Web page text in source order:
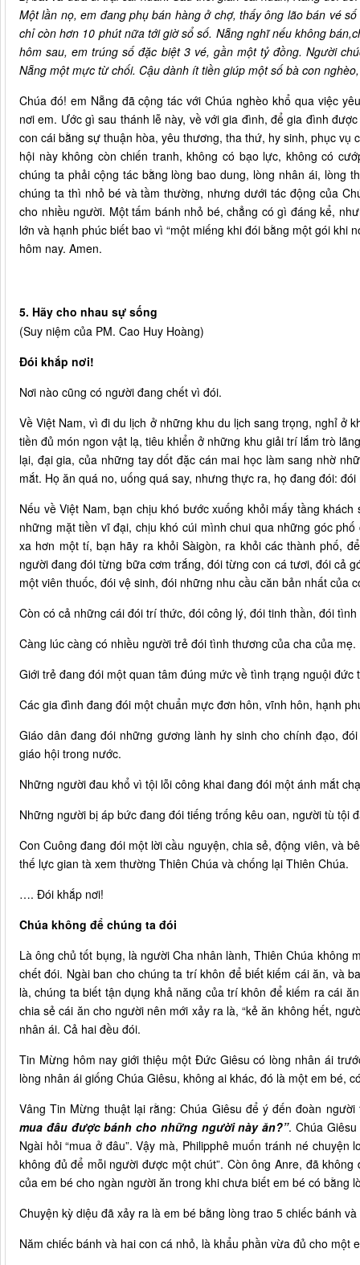
Một lần nọ, em đang phụ bán hàng ở chợ, thấy ông lão bán vé
chỉ còn hơn 10 phút nữa tới giờ sổ số. Nẵng nghĩ nếu không
hôm sau, em trúng số đặc biệt 3 vé, gần một tỷ đồng. Người
Nẵng một mực từ chối. Cậu dành ít tiền giúp một số bà con
Chúa đó! em Nẵng đã cộng tác với Chúa nghèo khổ qua việc
nơi em. Ước gì sau thánh lễ này, về với gia đình, để gia đình
con cái bằng sự thuận hòa, yêu thương, tha thứ, hy sinh, phục
hội này không còn chiến tranh, không có bạo lực, không có
chúng ta phải cộng tác bằng lòng bao dung, lòng nhân ái, lòng
chúng ta thì nhỏ bé và tầm thường, nhưng dưới tác động của
cho nhiều người. Một tấm bánh nhỏ bé, chẳng có gì đáng kể,
lớn và hạnh phúc biết bao vì “một miếng khi đói bằng một gói khi
hôm nay. Amen.
5. Hãy cho nhau sự sống
(Suy niệm của PM. Cao Huy Hoàng)
Đói khắp nơi!
Nơi nào cũng có người đang chết vì đói.
Về Việt Nam, vì đi du lịch ở những khu du lịch sang trọng, nghỉ ở
tiền đủ món ngon vật lạ, tiêu khiển ở những khu giải trí lắm trò
lại, đại gia, của những tay dốt đặc cán mai học làm sang nhờ
mắt. Họ ăn quá no, uống quá say, nhưng thực ra, họ đang đói:
Nếu về Việt Nam, bạn chịu khó bước xuống khỏi mấy tầng
những mặt tiền vĩ đại, chịu khó cúi mình chui qua những góc
xa hơn một tí, bạn hãy ra khỏi Sàigòn, ra khỏi các thành phố,
người đang đói từng bữa cơm trắng, đói từng con cá tươi, đói cả
một viên thuốc, đói vệ sinh, đói những nhu cầu căn bản nhất của
Còn có cả những cái đói trí thức, đói công lý, đói tinh thần, đói
Càng lúc càng có nhiều người trẻ đói tình thương của cha của mẹ.
Giới trẻ đang đói một quan tâm đúng mức về tình trạng nguội đức
Các gia đình đang đói một chuẩn mực đơn hôn, vĩnh hôn, hạnh
Giáo dân đang đói những gương lành hy sinh cho chính đạo,
giáo hội trong nước.
Những người đau khổ vì tội lỗi công khai đang đói một ánh mắt
Những người bị áp bức đang đói tiếng trống kêu oan, người tù tội
Con Cuông đang đói một lời cầu nguyện, chia sẻ, động viên, và
thế lực gian tà xem thường Thiên Chúa và chống lại Thiên Chúa.
…. Đói khắp nơi!
Chúa không để chúng ta đói
Là ông chủ tốt bụng, là người Cha nhân lành, Thiên Chúa không
chết đói. Ngài ban cho chúng ta trí khôn để biết kiếm cái ăn, và
là, chúng ta biết tận dụng khả năng của trí khôn để kiếm ra cái
chia sẻ cái ăn cho người nên mới xảy ra là, “kẻ ăn không hết,
nhân ái. Cả hai đều đói.
Tin Mừng hôm nay giới thiệu một Đức Giêsu có lòng nhân ái
lòng nhân ái giống Chúa Giêsu, không ai khác, đó là một em bé,
Vâng Tin Mừng thuật lại rằng: Chúa Giêsu để ý đến đoàn
mua đâu được bánh cho những người này ăn?”. Chúa
Ngài hỏi “mua ở đâu”. Vậy mà, Philipphê muốn tránh né
không đủ để mỗi người được một chút”. Còn ông Anre, đã
của em bé cho ngàn người ăn trong khi chưa biết em bé có bằng
Chuyện kỳ diệu đã xảy ra là em bé bằng lòng trao 5 chiếc bánh
Năm chiếc bánh và hai con cá nhỏ, là khẩu phần vừa đủ cho